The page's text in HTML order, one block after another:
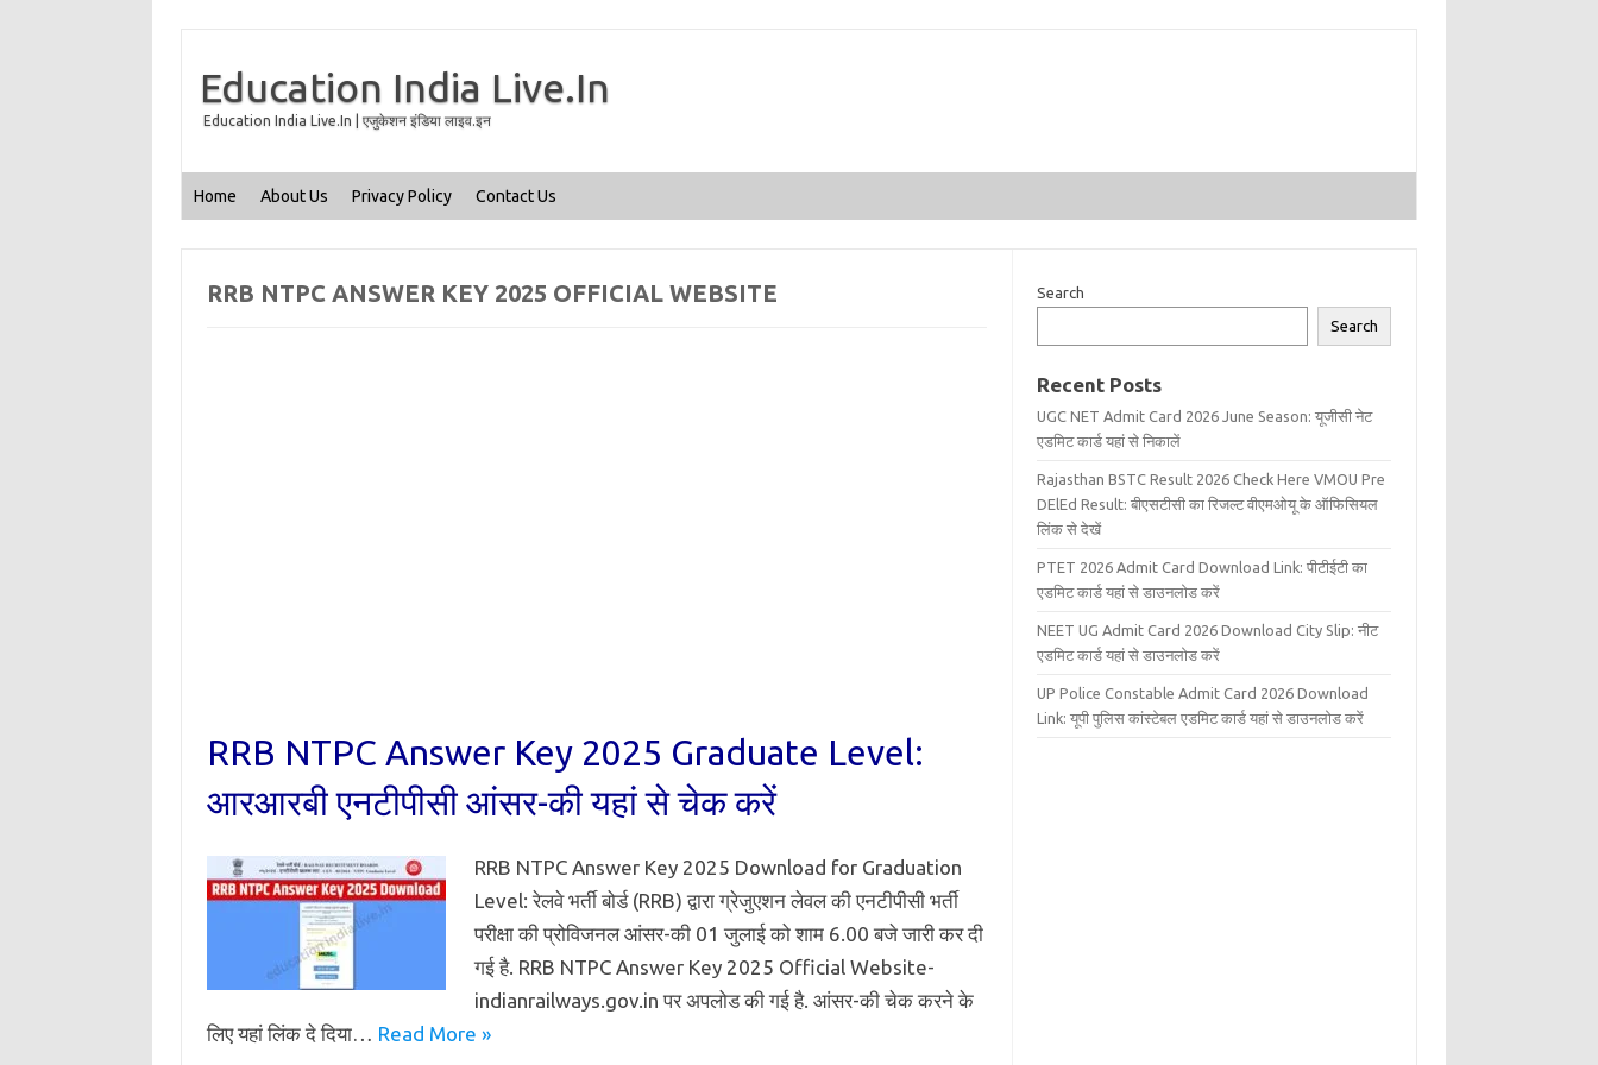
Education India Live.In
Education India Live.In | एजुकेशन इंडिया लाइव.इन
Home About Us Privacy Policy Contact Us
RRB NTPC ANSWER KEY 2025 OFFICIAL WEBSITE
RRB NTPC Answer Key 2025 Graduate Level:
आरआरबी एनटीपीसी आंसर-की यहां से चेक करें
RRB NTPC Answer Key 2025 Download for Graduation
Level: रेलवे भर्ती बोर्ड (RRB) द्वारा ग्रेजुएशन लेवल की एनटीपीसी भर्ती
परीक्षा की प्रोविजनल आंसर-की 01 जुलाई को शाम 6.00 बजे जारी कर दी
गई है. RRB NTPC Answer Key 2025 Official Website-
indianrailways.gov.in पर अपलोड की गई है. आंसर-की चेक करने के
लिए यहां लिंक दे दिया… Read More »
Search
Search
Recent Posts
UGC NET Admit Card 2026 June Season: यूजीसी नेट
एडमिट कार्ड यहां से निकालें
Rajasthan BSTC Result 2026 Check Here VMOU Pre
DElEd Result: बीएसटीसी का रिजल्ट वीएमओयू के ऑफिसियल
लिंक से देखें
PTET 2026 Admit Card Download Link: पीटीईटी का
एडमिट कार्ड यहां से डाउनलोड करें
NEET UG Admit Card 2026 Download City Slip: नीट
एडमिट कार्ड यहां से डाउनलोड करें
UP Police Constable Admit Card 2026 Download
Link: यूपी पुलिस कांस्टेबल एडमिट कार्ड यहां से डाउनलोड करें